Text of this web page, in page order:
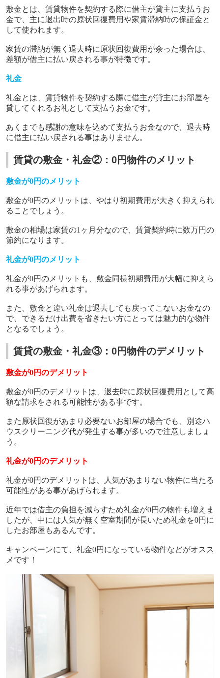
敷金とは、賃貸物件を契約する際に借主が貸主に支払うお
金で、主に退出時の原状回復費用や家賃滞納時の保証金と
して使われます。
家賃の滞納が無く退去時に原状回復費用が余った場合は、
差額が借主に払い戻される事が特徴です。
礼金
礼金とは、賃貸物件を契約する際に借主が貸主にお部屋を
貸してくれるお礼として支払うお金です。
あくまでも感謝の意味を込めて支払うお金なので、退去時
に借主に払い戻される事はありません。
賃貸の敷金・礼金②：0円物件のメリット
敷金が0円のメリット
敷金が0円のメリットは、やはり初期費用が大きく抑えられ
ることでしょう。
敷金の相場は家賃の1 ヶ月分なので、賃貸契約時に数万円の
節約になります。
礼金が0円のメリット
礼金が0円のメリットも、敷金同様初期費用が大幅に抑えら
れる事があげられます。
また、敷金と違い礼金は退去しても戻ってこないお金なの
で、できるだけ出費を省きたい方にとっては魅力的な物件
となるでしょう。
賃貸の敷金・礼金③：0円物件のデメリット
敷金が0円のデメリット
敷金が0円のデメリットは、退去時に原状回復費用として高
額な請求をされる可能性がある事です。
また原状回復があまり必要ないお部屋の場合でも、別途ハ
ウスクリーニング代が発生する事が多いので注意しましょ
う。
礼金が0円のデメリット
礼金が0円のデメリットは、人気があまりない物件に当たる
可能性がある事があげられます。
近年では借主の負担を減らすため礼金が0円の物件も増えま
したが、中には人気が無く空室期間が長いため礼金を0円に
したお部屋もあるんです。
キャンペーンにて、礼金0円になっている物件などがオスス
メです！